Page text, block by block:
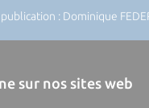
: Dominique
sur nos sites web